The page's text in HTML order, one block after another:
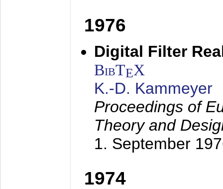
1976
Digital Filter
BibTEX
K.-D. Kammeyer
Proceedings of
Theory and
1. September
1974